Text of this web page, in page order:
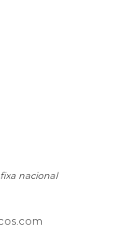
nacional